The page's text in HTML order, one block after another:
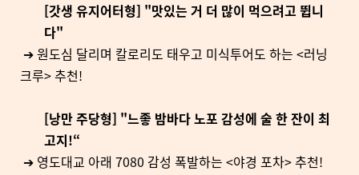
[갓생 유지어터형] "맛있는 거 더 많이 먹으려고 뜁니
다"
➔ 원도심 달리며 칼로리도 태우고 미식투어도 하는 <러닝
크루> 추천!
[낭만 주당형] "느좋 밤바다 노포 감성에 술 한 잔이 최
고지!“
➔ 영도대교 아래 7080 감성 폭발하는 <야경 포차> 추천!